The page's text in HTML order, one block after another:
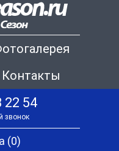
Контакты
22 54
звонок
(0)